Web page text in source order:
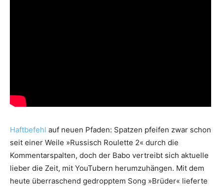
Haftbefehl auf neuen Pfaden: Spatzen pfeifen zwar schon
seit einer Weile »Russisch Roulette 2« durch die
Kommentarspalten, doch der Babo vertreibt sich aktuelle
lieber die Zeit, mit YouTubern herumzuhängen. Mit dem
heute überraschend gedropptem Song »Brüder« lieferte